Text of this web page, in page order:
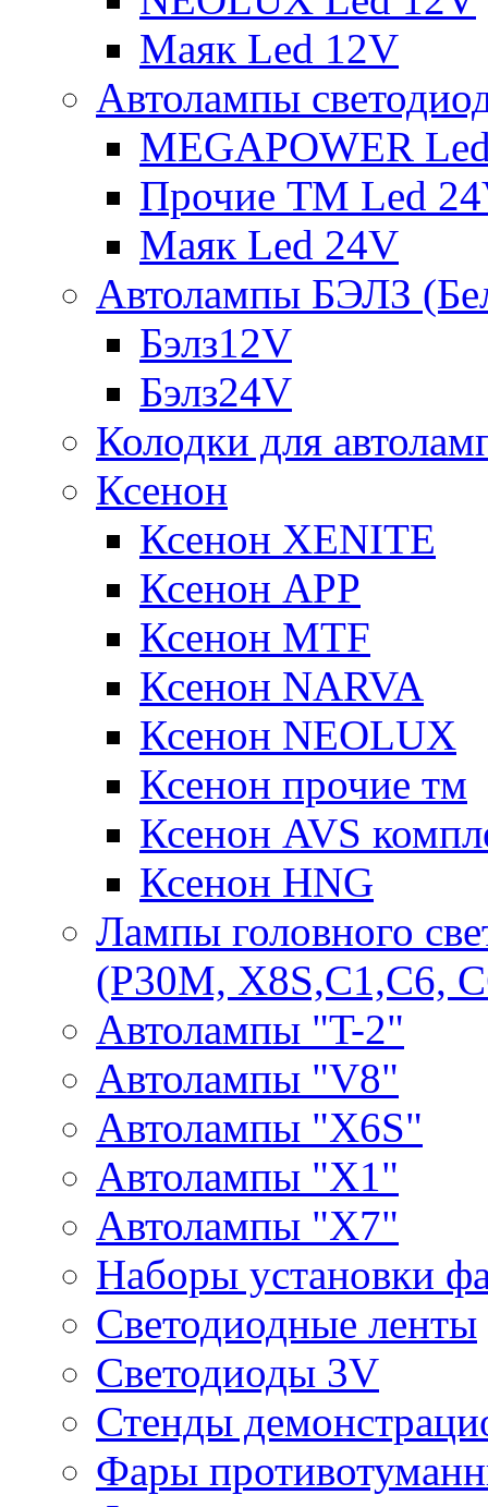
Маяк Led 12V
Автолампы
MEGAPOWER
Прочие ТМ Led
Маяк Led 24V
Автолампы БЭЛЗ
Бэлз12V
Бэлз24V
Колодки для
Ксенон
Ксенон XENITE
Ксенон APP
Ксенон MTF
Ксенон NARVA
Ксенон NEOLUX
Ксенон прочие тм
Ксенон AVS
Ксенон HNG
Лампы головного
(P30M, X8S,С1,С6,
Автолампы "T-2"
Автолампы "V8"
Автолампы "X6S"
Автолампы "Х1"
Автолампы "Х7"
Наборы установки
Светодиодные ленты
Светодиоды 3V
Стенды
Фары